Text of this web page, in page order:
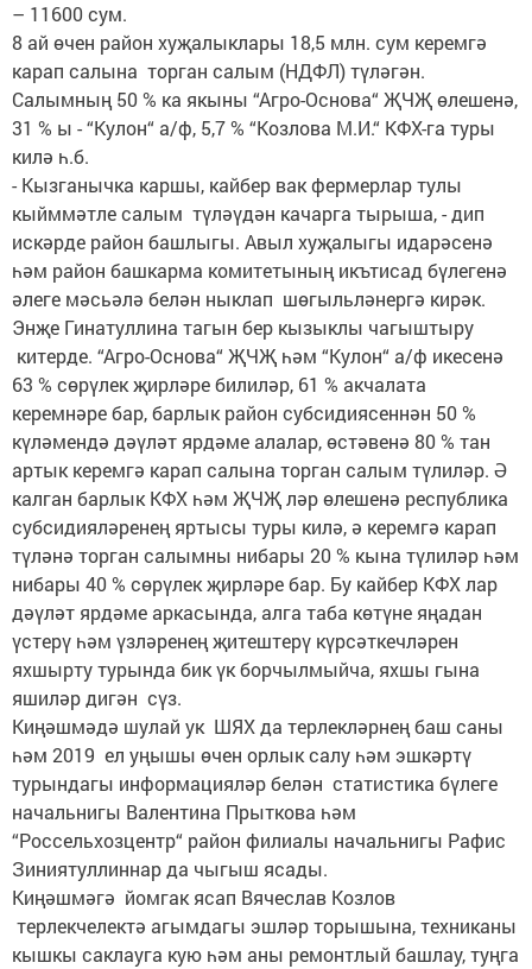
– 11600 сум.
8 ай өчен район хуҗалыклары 18,5 млн. сум керемгә
карап салына торган салым (НДФЛ) түләгән.
Салымның 50 % ка якыны “Агро-Основа“ ҖЧҖ өлешенә,
31 % ы - “Кулон“ а/ф, 5,7 % “Козлова М.И.“ КФХ-га туры
килә һ.б.
- Кызганычка каршы, кайбер вак фермерлар тулы
кыйммәтле салым түләүдән качарга тырыша, - дип
искәрде район башлыгы. Авыл хуҗалыгы идарәсенә
һәм район башкарма комитетының икътисад бүлегенә
әлеге мәсьәлә белән ныклап шөгыльләнергә кирәк.
Энҗе Гинатуллина тагын бер кызыклы чагыштыру
китерде. “Агро-Основа“ ҖЧҖ һәм “Кулон“ а/ф икесенә
63 % сөрүлек җирләре билиләр, 61 % акчалата
керемнәре бар, барлык район субсидиясеннән 50 %
күләмендә дәүләт ярдәме алалар, өстәвенә 80 % тан
артык керемгә карап салына торган салым түлиләр. Ә
калган барлык КФХ һәм ҖЧҖ ләр өлешенә республика
субсидияләренең яртысы туры килә, ә керемгә карап
түләнә торган салымны нибары 20 % кына түлиләр һәм
нибары 40 % сөрүлек җирләре бар. Бу кайбер КФХ лар
дәүләт ярдәме аркасында, алга таба көтүне яңадан
үстерү һәм үзләренең җитештерү күрсәткечләрен
яхшырту турында бик үк борчылмыйча, яхшы гына
яшиләр дигән сүз.
Киңәшмәдә шулай ук ШЯХ да терлекләрнең баш саны
һәм 2019 ел уңышы өчен орлык салу һәм эшкәртү
турындагы информацияләр белән статистика бүлеге
начальнигы Валентина Прыткова һәм
“Россельхозцентр“ район филиалы начальнигы Рафис
Зиниятуллиннар да чыгыш ясады.
Киңәшмәгә йомгак ясап Вячеслав Козлов
терлекчелектә агымдагы эшләр торышына, техниканы
кышкы саклауга кую һәм аны ремонтлый башлау, туңга